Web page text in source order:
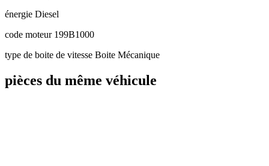
énergie Diesel
code moteur199B1000
type de boite de vitesse Boite Mécanique
pièces du même véhicule